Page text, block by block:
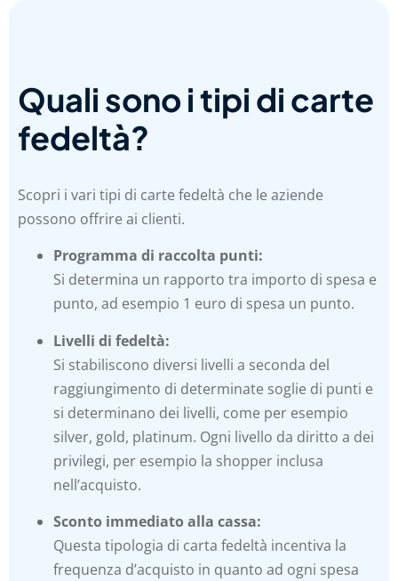
Quali sono i tipi di carte
fedeltà?
Scopri i vari tipi di carte fedeltà che le aziende
possono offrire ai clienti.
Programma di raccolta punti:
Si determina un rapporto tra importo di spesa e
punto, ad esempio 1 euro di spesa un punto.
Livelli di fedeltà:
Si stabiliscono diversi livelli a seconda del
raggiungimento di determinate soglie di punti e
si determinano dei livelli, come per esempio
silver, gold, platinum. Ogni livello da diritto a dei
privilegi, per esempio la shopper inclusa
nell’acquisto.
Sconto immediato alla cassa:
Questa tipologia di carta fedeltà incentiva la
frequenza d’acquisto in quanto ad ogni spesa